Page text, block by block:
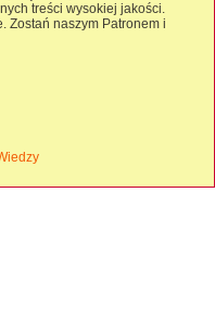
treści wysokiej jakości.
Zostań naszym Patronem i